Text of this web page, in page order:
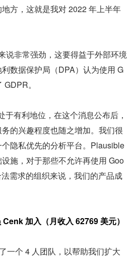
方，这就是我对 2022 年上半年
说非常强劲，这要得益于外部环境
数据保护局（DPA）认为使用 G
。
于有利地位，在这个消息公布后，
的兴趣程度也随之增加。我们很
隐私优先的分析平台。Plausible
施，对于那些不允许再使用 Goo
需求的组织来说，我们的产品成
加入（月收入 62769 美元）
一个 4 人团队，以帮助我们扩大